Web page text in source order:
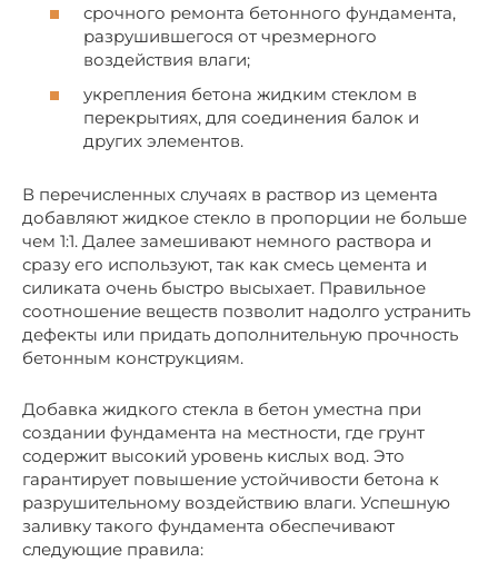
срочного ремонта бетонного фундамента,
разрушившегося от чрезмерного
воздействия влаги;
укрепления бетона жидким стеклом в
перекрытиях, для соединения балок и
других элементов.
В перечисленных случаях в раствор из цемента
добавляют жидкое стекло в пропорции не больше
чем 1:1. Далее замешивают немного раствора и
сразу его используют, так как смесь цемента и
силиката очень быстро высыхает. Правильное
соотношение веществ позволит надолго устранить
дефекты или придать дополнительную прочность
бетонным конструкциям.
Добавка жидкого стекла в бетон уместна при
создании фундамента на местности, где грунт
содержит высокий уровень кислых вод. Это
гарантирует повышение устойчивости бетона к
разрушительному воздействию влаги. Успешную
заливку такого фундамента обеспечивают
следующие правила: